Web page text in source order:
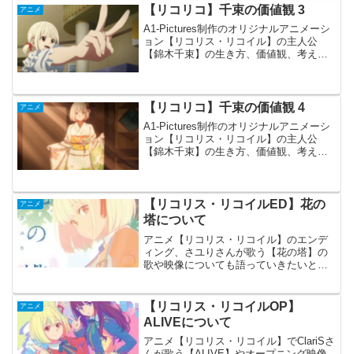
きまし...
アニメ 【リコリコ】千束の価値観 3
A1-Pictures制作のオリジナルアニメーシ
ョン【リコリス・リコイル】の主人公
【錦木千束】の生き方、価値観、考え方
ただきました。 今回もその続きです。
毎日毎日...
アニメ 【リコリコ】千束の価値観 4
A1-Pictures制作のオリジナルアニメーシ
ョン【リコリス・リコイル】の主人公
【錦木千束】の生き方、価値観、考え方
3】で書かせていただきました。 今回も
またそ...
アニメ
【リコリス・リコイルED】花の
塔について
アニメ【リコリス・リコイル】のエンデ
ィング、さユりさんが歌う【花の塔】の
歌や映像についても語っていきたいと思
の大団円でも悲しい幕引きでも来週が待
てないような続きが気にな...
アニメ
【リコリス・リコイルOP】
ALIVEについて
アニメ【リコリス・リコイル】でClariSさ